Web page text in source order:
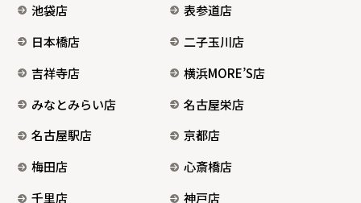
池袋店
表参道店
日本橋店
二子玉川店
吉祥寺店
横浜MORE’S店
みなとみらい店
名古屋栄店
名古屋駅店
京都店
梅田店
心斎橋店
千里店
神戸店